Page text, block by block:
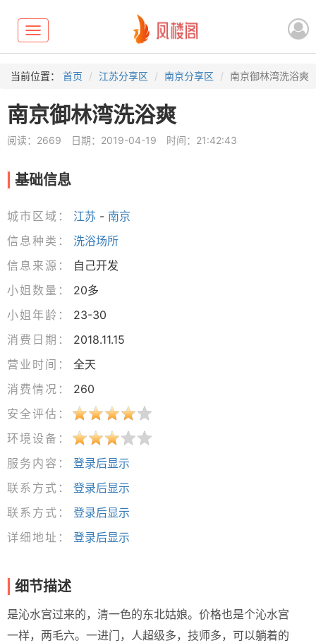
Toggle
navigation
当前位置： 首页 江苏分享区 南京分享区 南京御林湾洗浴爽
南京御林湾洗浴爽
阅读：2669 日期：2019-04-19 时间：21:42:43
基础信息
城市区域： 江苏 - 南京
信息种类：
洗浴场所
信息来源：
自己开发
小姐数量：
20多
小姐年龄：
23-30
消费日期：
2018.11.15
营业时间：
全天
消费情况：
260
安全评估：
环境设备：
服务内容：
登录后显示
联系方式：
登录后显示
联系方式：
登录后显示
详细地址：
登录后显示
细节描述
是沁水宫过来的，清一色的东北姑娘。价格也是个沁水宫
一样，两毛六。一进门，人超级多，技师多，可以躺着的